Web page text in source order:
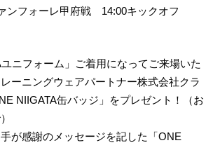
ンフォーレ甲府戦 14:00キックオフ
ユニフォーム」ご着用になってご来場いた
ーニングウェアパートナー株式会社クラ
NIIGATA缶バッジ」をプレゼント！（お
が感謝のメッセージを記した「ONE